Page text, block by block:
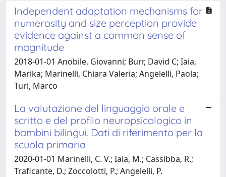
Independent adaptation mechanisms for
numerosity and size perception provide
evidence against a common sense of
magnitude
2018-01-01 Anobile, Giovanni; Burr, David C; Iaia,
Marika; Marinelli, Chiara Valeria; Angelelli, Paola;
Turi, Marco
La valutazione del linguaggio orale e
scritto e del profilo neuropsicologico in
bambini bilingui. Dati di riferimento per la
scuola primaria
2020-01-01 Marinelli, C. V.; Iaia, M.; Cassibba, R.;
Traficante, D.; Zoccolotti, P.; Angelelli, P.